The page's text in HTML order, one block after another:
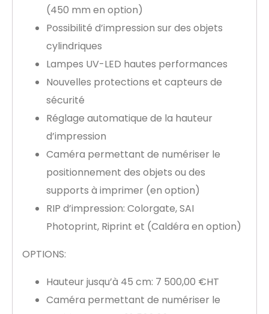
(450 mm en option)
Possibilité d’impression sur des objets
cylindriques
Lampes UV-LED hautes performances
Nouvelles protections et capteurs de
sécurité
Réglage automatique de la hauteur
d’impression
Caméra permettant de numériser le
positionnement des objets ou des
supports à imprimer (en option)
RIP d’impression: Colorgate, SAI
Photoprint, Riprint et (Caldéra en option)
OPTIONS:
Hauteur jusqu’à 45 cm: 7 500,00 €HT
Caméra permettant de numériser le